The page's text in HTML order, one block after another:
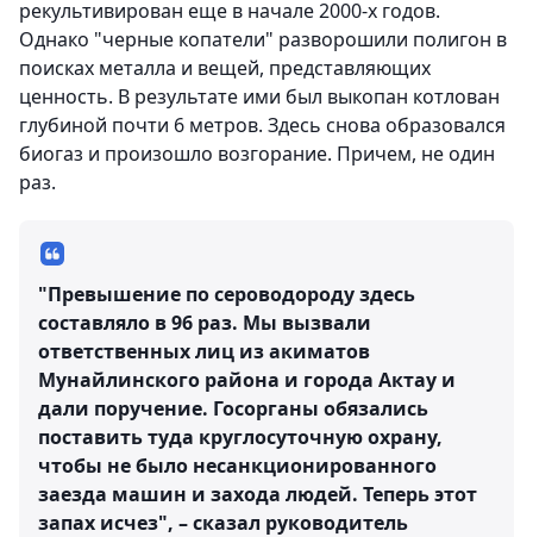
рекультивирован еще в начале 2000-х годов.
Однако "черные копатели" разворошили полигон в
поисках металла и вещей, представляющих
ценность. В результате ими был выкопан котлован
глубиной почти 6 метров. Здесь снова образовался
биогаз и произошло возгорание. Причем, не один
раз.
"Превышение по сероводороду здесь
составляло в 96 раз. Мы вызвали
ответственных лиц из акиматов
Мунайлинского района и города Актау и
дали поручение. Госорганы обязались
поставить туда круглосуточную охрану,
чтобы не было несанкционированного
заезда машин и захода людей. Теперь этот
запах исчез", – сказал руководитель